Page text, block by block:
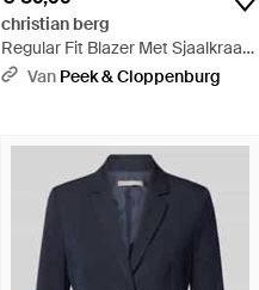
christian berg
Regular Fit Blazer Met Sjaalkraag
- Blauw
Van Peek & Cloppenburg